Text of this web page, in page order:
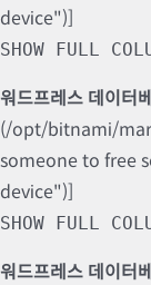
device")]
SHOW FULL
워드프레스 데이터
(/opt/bitnami/
someone to free
device")]
SHOW FULL
워드프레스 데이터